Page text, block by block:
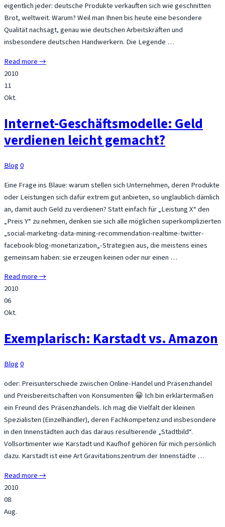
eigentlich jeder: deutsche Produkte verkauften sich wie geschnitten
Brot, weltweit. Warum? Weil man Ihnen bis heute eine besondere
Qualität nachsagt, genau wie deutschen Arbeitskräften und
insbesondere deutschen Handwerkern. Die Legende …
Read more →
2010
11
Okt.
Internet-Geschäftsmodelle: Geld
verdienen leicht gemacht?
Blog0
Eine Frage ins Blaue: warum stellen sich Unternehmen, deren Produkte
oder Leistungen sich dafür extrem gut anbieten, so unglaublich dämlich
an, damit auch Geld zu verdienen? Statt einfach für „Leistung X“ den
„Preis Y“ zu nehmen, denken sie sich alle möglichen superkomplizierten
„social-marketing-data-mining-recommendation-realtime-twitter-
facebook-blog-monetarization„-Strategien aus, die meistens eines
gemeinsam haben: sie erzeugen keinen oder nur einen …
Read more →
2010
06
Okt.
Exemplarisch: Karstadt vs. Amazon
Blog0
oder: Preisunterschiede zwischen Online-Handel und Präsenzhandel
und Preisbereitschaften von Konsumenten 😀 Ich bin erklärtermaßen
ein Freund des Präsenzhandels. Ich mag die Vielfalt der kleinen
Spezialisten (Einzelhändler), deren Fachkompetenz und insbesondere
in den Innenstädten auch das daraus resultierende „Stadtbild“.
Vollsortimenter wie Karstadt und Kaufhof gehören für mich persönlich
dazu. Karstadt ist eine Art Gravitationszentrum der Innenstädte …
Read more →
2010
08
Aug.